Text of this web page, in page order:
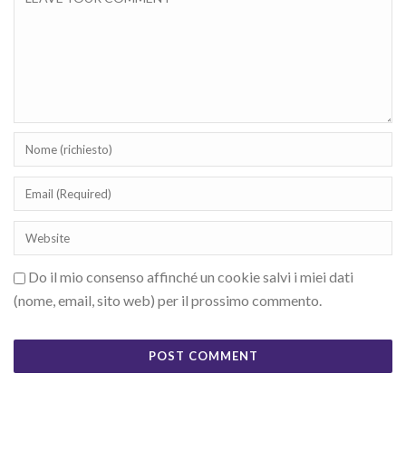
Do il mio consenso affinché un cookie salvi i miei dati
(nome, email, sito web) per il prossimo commento.